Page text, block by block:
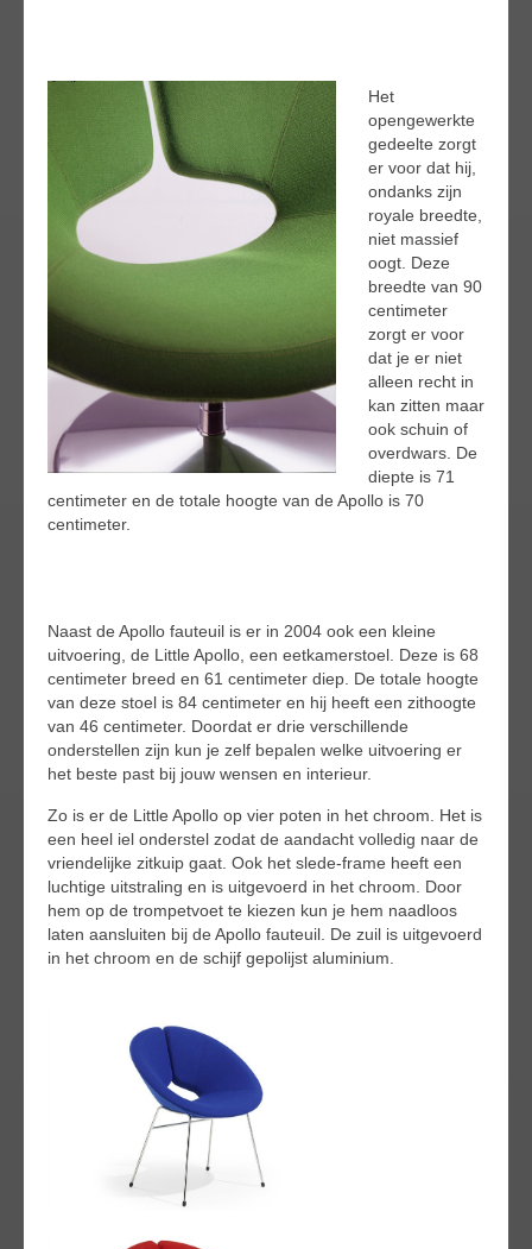
Het
opengewerkte
gedeelte zorgt
er voor dat hij,
ondanks zijn
royale breedte,
niet massief
oogt. Deze
breedte van 90
centimeter
zorgt er voor
dat je er niet
alleen recht in
kan zitten maar
ook schuin of
overdwars. De
diepte is 71
centimeter en de totale hoogte van de Apollo is 70
centimeter.
Naast de Apollo fauteuil is er in 2004 ook een kleine
uitvoering, de Little Apollo, een eetkamerstoel. Deze is 68
centimeter breed en 61 centimeter diep. De totale hoogte
van deze stoel is 84 centimeter en hij heeft een zithoogte
van 46 centimeter. Doordat er drie verschillende
onderstellen zijn kun je zelf bepalen welke uitvoering er
het beste past bij jouw wensen en interieur.
Zo is er de Little Apollo op vier poten in het chroom. Het is
een heel iel onderstel zodat de aandacht volledig naar de
vriendelijke zitkuip gaat. Ook het slede-frame heeft een
luchtige uitstraling en is uitgevoerd in het chroom. Door
hem op de trompetvoet te kiezen kun je hem naadloos
laten aansluiten bij de Apollo fauteuil. De zuil is uitgevoerd
in het chroom en de schijf gepolijst aluminium.